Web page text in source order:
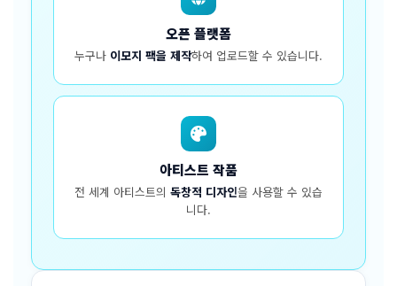
오픈 플랫폼
누구나 이모지 팩을 제작하여 업로드할 수 있습니다.
아티스트 작품
전 세계 아티스트의 독창적 디자인을 사용할 수 있습
니다.